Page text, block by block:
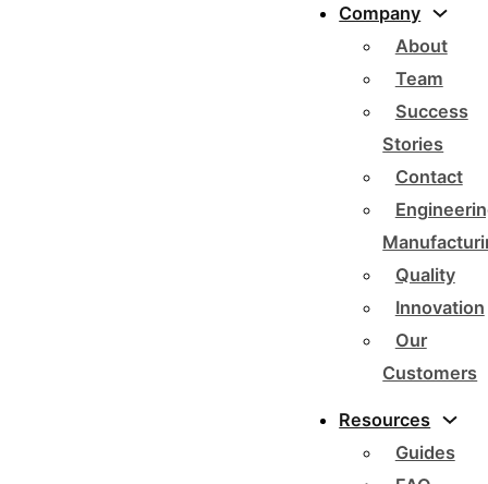
Company
About
Team
Success
Stories
Contact
Quality
Innovation
Our
Customers
Resources
Guides